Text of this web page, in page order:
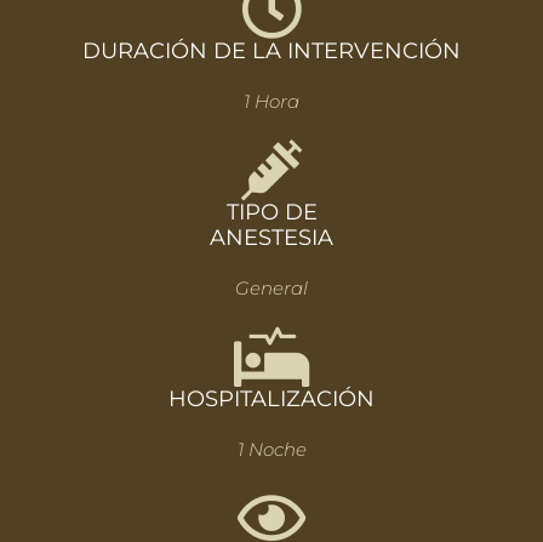
DURACIÓN DE LA INTERVENCIÓN
1 Hora
TIPO DE
ANESTESIA
General
HOSPITALIZACIÓN
1 Noche